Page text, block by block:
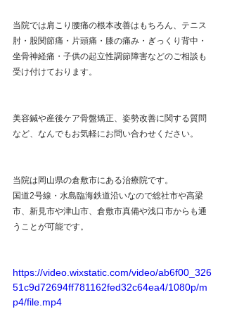
当院では肩こり腰痛の根本改善はもちろん、テニス
肘・股関節痛・片頭痛・膝の痛み・ぎっくり背中・
坐骨神経痛・子供の起立性調節障害などのご相談も
受け付けております。
美容鍼や産後ケア骨盤矯正、姿勢改善に関する質問
など、なんでもお気軽にお問い合わせください。
当院は岡山県の倉敷市にある治療院です。
国道2号線・水島臨海鉄道沿いなので総社市や高梁
市、新見市や津山市、倉敷市真備や浅口市からも通
うことが可能です。
https://video.wixstatic.com/video/ab6f00_326
51c9d72694ff781162fed32c64ea4/1080p/m
p4/file.mp4